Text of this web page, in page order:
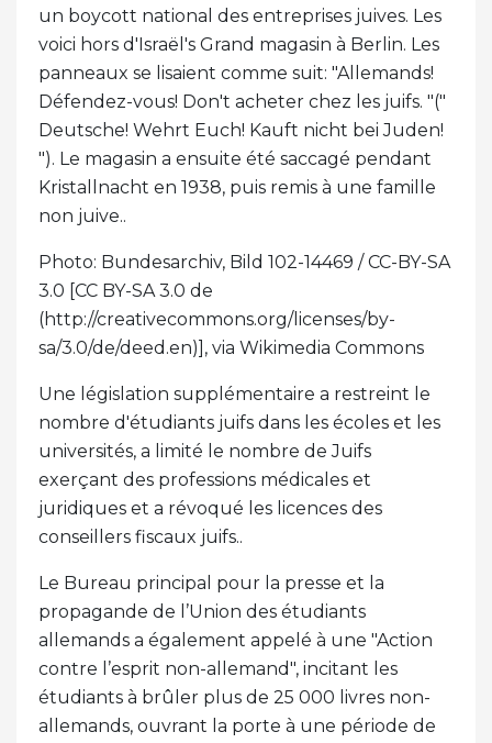
un boycott national des entreprises juives. Les
voici hors d'Israël's Grand magasin à Berlin. Les
panneaux se lisaient comme suit: "Allemands!
Défendez-vous! Don't acheter chez les juifs. "("
Deutsche! Wehrt Euch! Kauft nicht bei Juden!
"). Le magasin a ensuite été saccagé pendant
Kristallnacht en 1938, puis remis à une famille
non juive..
Photo: Bundesarchiv, Bild 102-14469 / CC-BY-SA
3.0 [CC BY-SA 3.0 de
(http://creativecommons.org/licenses/by-
sa/3.0/de/deed.en)], via Wikimedia Commons
Une législation supplémentaire a restreint le
nombre d'étudiants juifs dans les écoles et les
universités, a limité le nombre de Juifs
exerçant des professions médicales et
juridiques et a révoqué les licences des
conseillers fiscaux juifs..
Le Bureau principal pour la presse et la
propagande de l’Union des étudiants
allemands a également appelé à une "Action
contre l’esprit non-allemand", incitant les
étudiants à brûler plus de 25 000 livres non-
allemands, ouvrant la porte à une période de